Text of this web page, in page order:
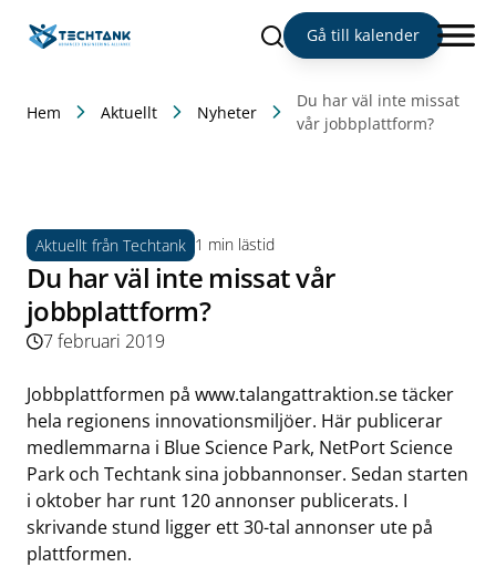
Sök Gå till kalender
Hem Aktuellt Nyheter
Du har väl inte missat
vår jobbplattform?
Aktuellt från Techtank 1 min lästid
Du har väl inte missat vår
jobbplattform?
7 februari 2019
Jobbplattformen på www.talangattraktion.setäcker
hela regionens innovationsmiljöer. Här publicerar
medlemmarna i Blue Science Park, NetPort Science
Park och Techtank sina jobbannonser. Sedan starten
i oktober har runt 120 annonser publicerats. I
skrivande stund ligger ett 30-tal annonser ute på
plattformen.